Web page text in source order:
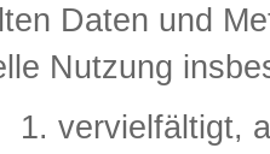
Daten und
Nutzung
vervielfältigt,